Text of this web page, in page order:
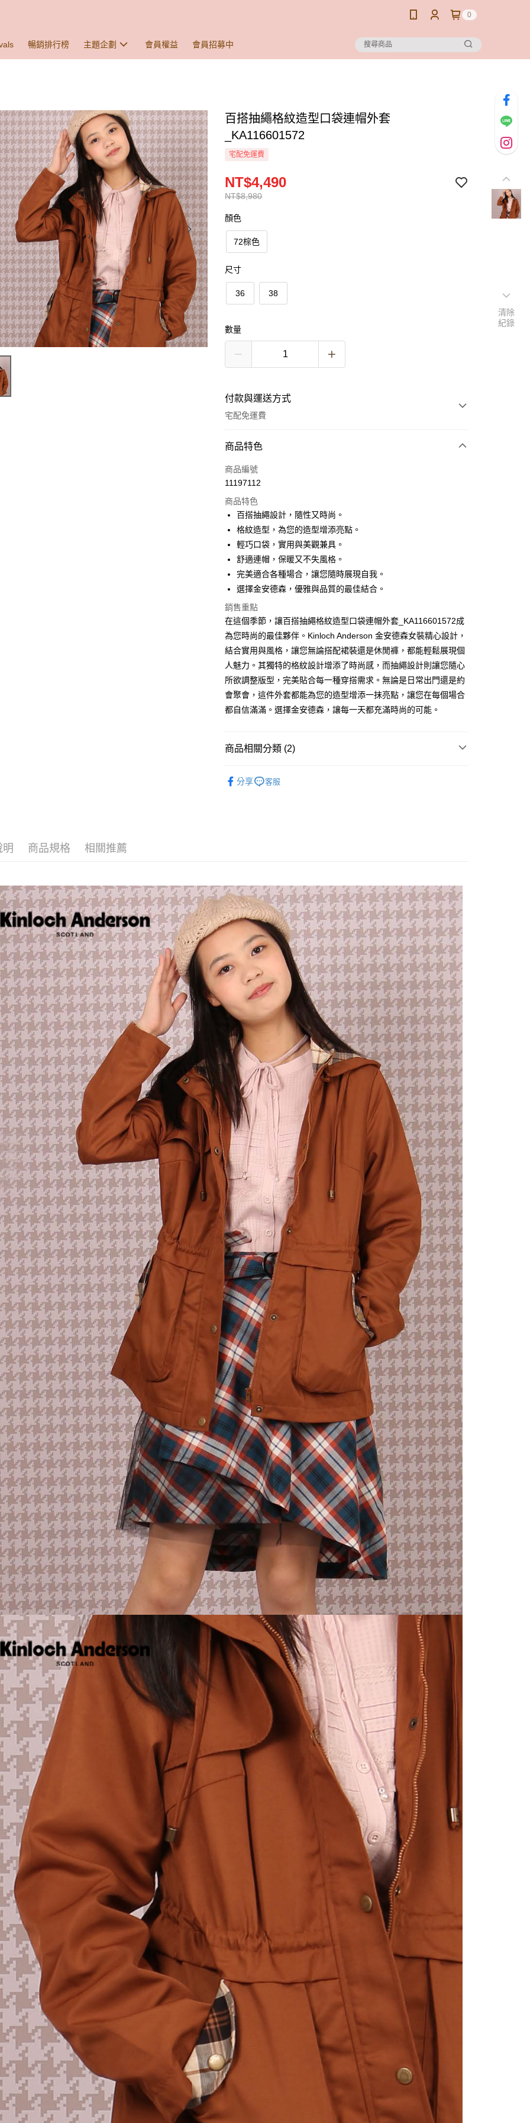
0
暢銷排行榜 主題企劃 會員權益 會員招募中
百搭抽繩格紋造型口袋連帽外套
_KA116601572
宅配免運費
NT$8,980
NT$4,490
顏色
72棕色
尺寸
36 38
數量
付款與運送方式
宅配免運費
付款方式
信用卡一次付款
Apple Pay
街口支付
悠遊付
ATM付款
運送方式
付款後全家取貨
每筆NT$60，滿NT$1,000(含以上)免運費
付款後7-11取貨
每筆NT$60，滿NT$1,000(含以上)免運費
宅配
商品特色
商品編號
11197112
商品特色
百搭抽繩設計，隨性又時尚。
格紋造型，為您的造型增添亮點。
輕巧口袋，實用與美觀兼具。
舒適連帽，保暖又不失風格。
完美適合各種場合，讓您隨時展現自我。
選擇金安德森，優雅與品質的最佳結合。
銷售重點
在這個季節，讓百搭抽繩格紋造型口袋連帽外套_KA116601572成
為您時尚的最佳夥伴。Kinloch Anderson 金安德森女裝精心設計，
結合實用與風格，讓您無論搭配裙裝還是休閒褲，都能輕鬆展現個
人魅力。其獨特的格紋設計增添了時尚感，而抽繩設計則讓您隨心
所欲調整版型，完美貼合每一種穿搭需求。無論是日常出門還是約
會聚會，這件外套都能為您的造型增添一抹亮點，讓您在每個場合
都自信滿滿。選擇金安德森，讓每一天都充滿時尚的可能。
商品相關分類 (2)
分享 客服
明 商品規格 相關推薦
清除
紀錄